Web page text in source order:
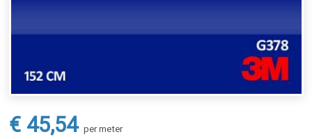
€ 45,54 per meter